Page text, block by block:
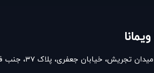
خیابان جعفری، پلاک ۳۷، جنب فروشگاه هایپر می